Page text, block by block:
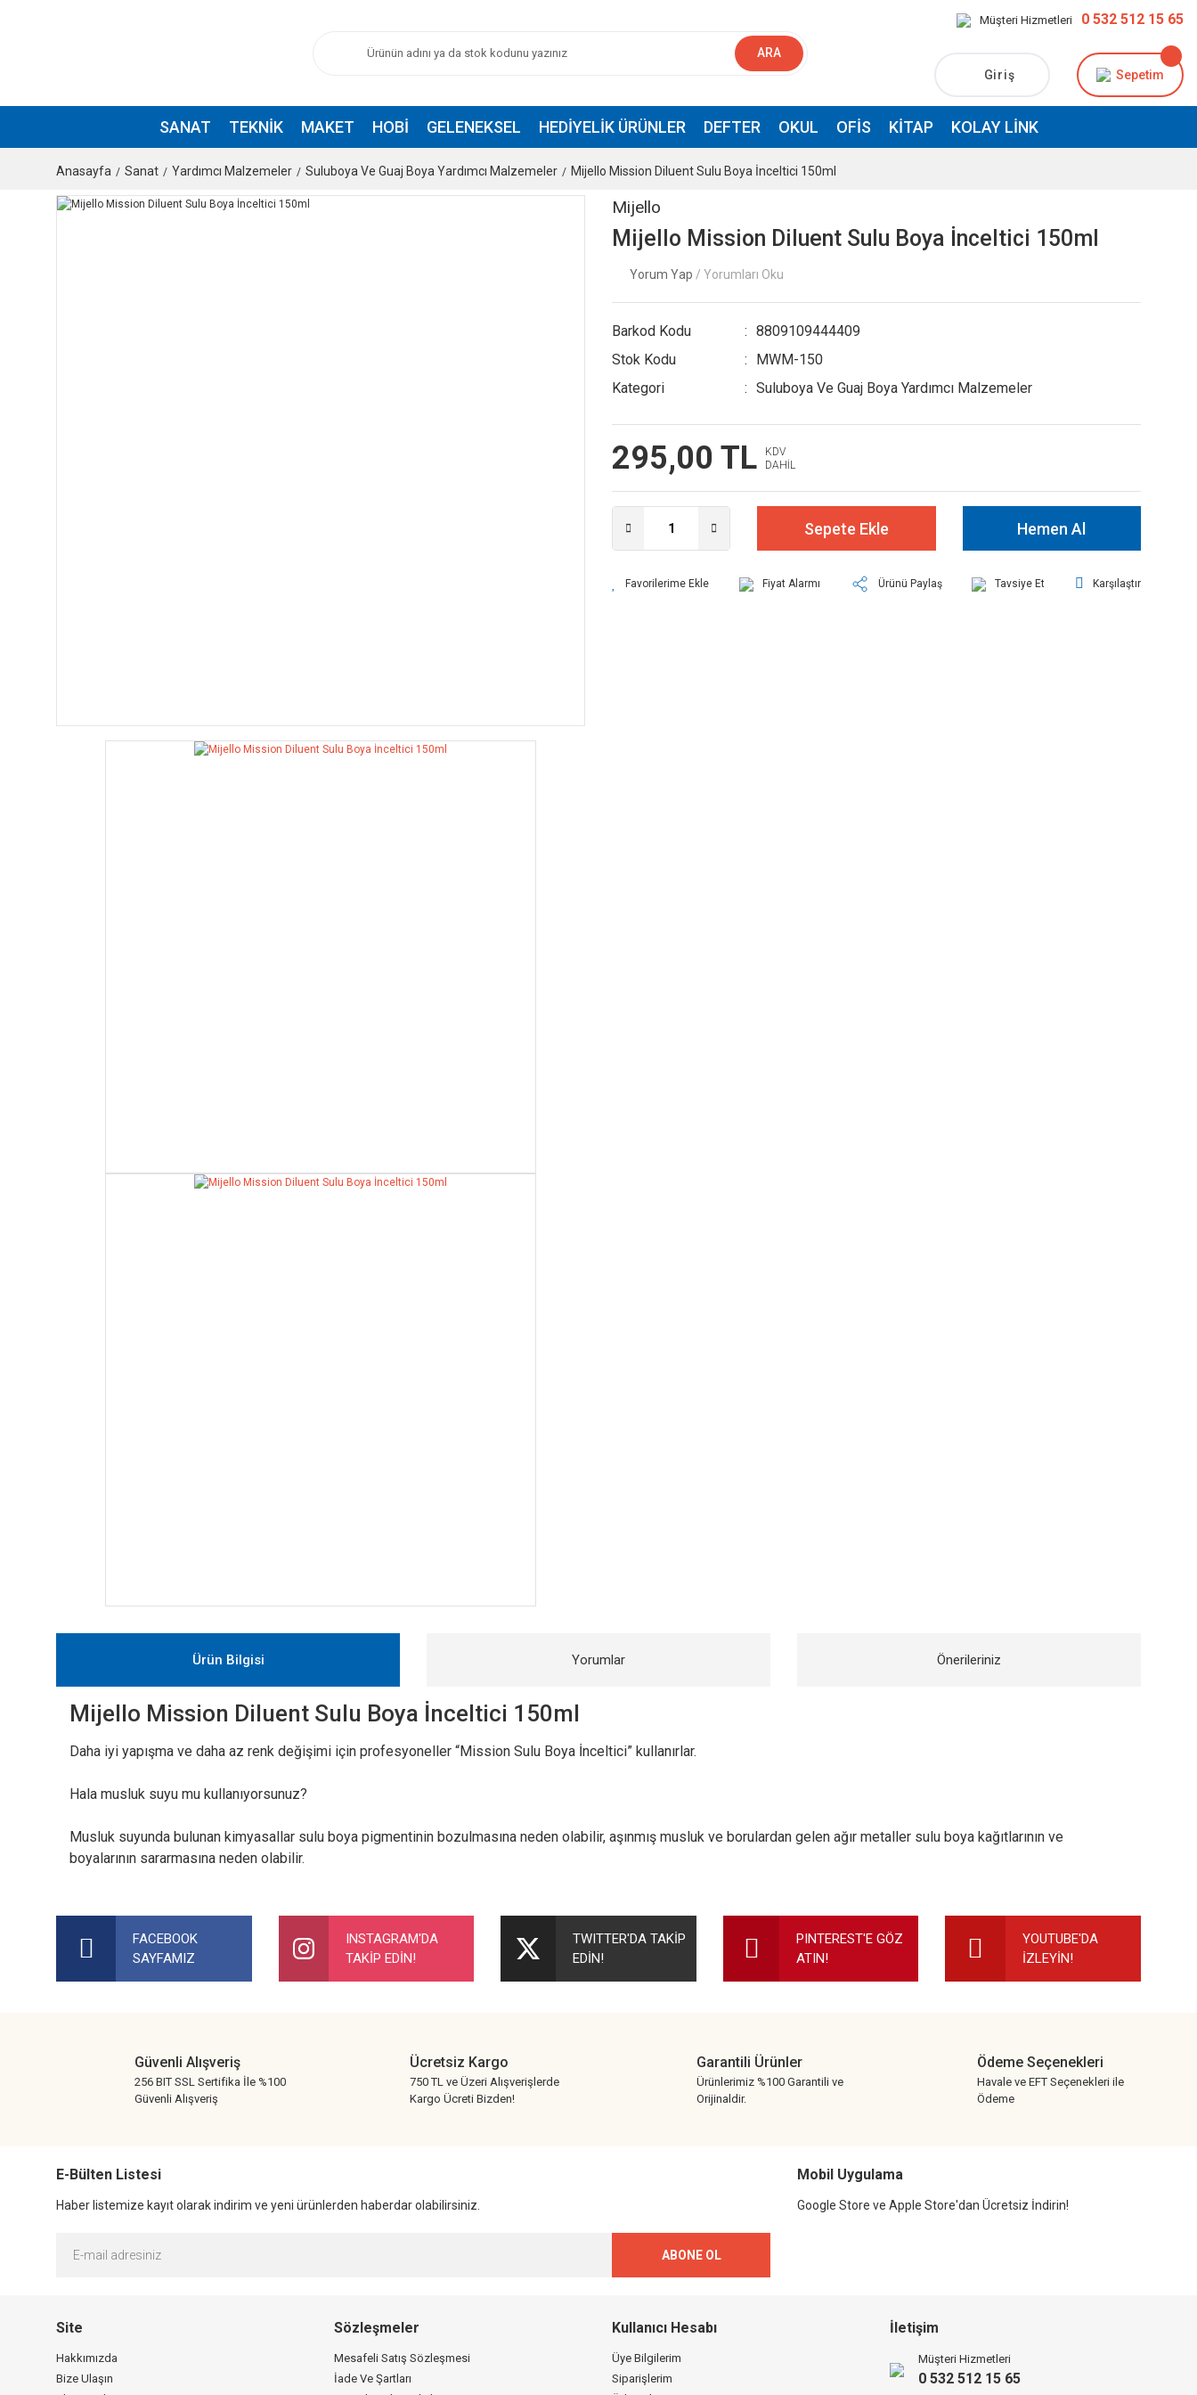
ARA
Müşteri Hizmetleri 0 532 512 15 65
Giriş Sepetim
SANAT TEKNIK MAKET HOBI GELENEKSEL HEDIYELIK ÜRÜNLER DEFTER OKUL OFIS KITAP KOLAY LINK
Anasayfa Sanat Yardımcı Malzemeler Suluboya Ve Guaj Boya Yardımcı Malzemeler Mijello Mission Diluent Sulu Boya İnceltici 150ml
Mijello
Mijello Mission Diluent Sulu Boya İnceltici 150ml
Yorum Yap / Yorumları Oku
Barkod Kodu
8809109444409
Stok Kodu
MWM-150
Kategori
Suluboya Ve Guaj Boya Yardımcı Malzemeler
295,00 TL
KDV
DAHİL
Sepete Ekle Hemen Al
Fiyat Alarmı Ürünü Paylaş Tavsiye Et Karşılaştır
Ürün Bilgisi Yorumlar Önerileriniz
Mijello Mission Diluent Sulu Boya İnceltici 150ml
Daha iyi yapışma ve daha az renk değişimi için profesyoneller “Mission Sulu Boya İnceltici” kullanırlar.
Hala musluk suyu mu kullanıyorsunuz?
Musluk suyunda bulunan kimyasallar sulu boya pigmentinin bozulmasına neden olabilir, aşınmış musluk ve borulardan gelen ağır metaller sulu boya kağıtlarının ve
boyalarının sararmasına neden olabilir.
Bu ürüne ilk yorumu siz yapın!
Bu ürüne benzer farklı alternatifler olmalı.
FACEBOOK
SAYFAMIZ
INSTAGRAM'DA
TAKİP EDİN!
TWITTER'DA TAKİP
EDİN!
PINTEREST'E GÖZ
ATIN!
YOUTUBE'DA
İZLEYİN!
Güvenli Alışveriş
256 BIT SSL Sertifika İle %100
Güvenli Alışveriş
Ücretsiz Kargo
750 TL ve Üzeri Alışverişlerde
Kargo Ücreti Bizden!
Garantili Ürünler
Ürünlerimiz %100 Garantili ve
Orijinaldir.
Ödeme Seçenekleri
Havale ve EFT Seçenekleri ile
Ödeme
E-Bülten Listesi
Haber listemize kayıt olarak indirim ve yeni ürünlerden haberdar olabilirsiniz.
ABONE OL
Mobil Uygulama
Google Store ve Apple Store'dan Ücretsiz İndirin!
Site
Hakkımızda
Bize Ulaşın
Sözleşmeler
Mesafeli Satış Sözleşmesi
İade Ve Şartları
Kullanıcı Hesabı
Üye Bilgilerim
Siparişlerim
İletişim
Müşteri Hizmetleri
0 532 512 15 65